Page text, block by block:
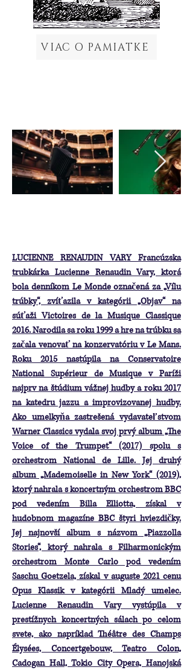
VIAC O PAMIATKE
LUCIENNE RENAUDIN VARY Francúzska
trubkárka Lucienne Renaudin Vary, ktorá
bola denníkom Le Monde označená za „Vílu
trúbky“, zvíťazila v kategórii „Objav“ na
súťaži Victoires de la Musique Classique
2016. Narodila sa roku 1999 a hre na trúbku sa
začala venovať na konzervatóriu v Le Mans.
Roku 2015 nastúpila na Conservatoire
National Supérieur de Musique v Paríži
najprv na štúdium vážnej hudby a roku 2017
na katedru jazzu a improvizovanej hudby.
Ako umelkyňa zastrešená vydavateľstvom
Warner Classics vydala svoj prvý album „The
Voice of the Trumpet“ (2017) spolu s
orchestrom National de Lille. Jej druhý
album „Mademoiselle in New York“ (2019),
ktorý nahrala s koncertným orchestrom BBC
pod vedením Billa Elliotta, získal v
hudobnom magazíne BBC štyri hviezdičky.
Jej najnovší album s názvom „Piazzolla
Stories“, ktorý nahrala s Filharmonickým
orchestrom Monte Carlo pod vedením
Saschu Goetzela, získal v auguste 2021 cenu
Opus Klassik v kategórii Mladý umelec.
Lucienne Renaudin Vary vystúpila v
prestížnych koncertných sálach po celom
svete, ako napríklad Théâtre des Champs
Élysées, Concertgebouw, Teatro Colon,
Cadogan Hall, Tokio City Opera, Hanojská